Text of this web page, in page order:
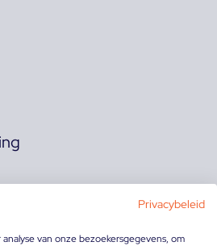
Privacybeleid
van onze bezoekersgegevens, om